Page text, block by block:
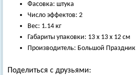
Фасовка: штука
Число эффектов: 2
Вес: 1.14 кг
Габариты упаковки: 13 х 13 х 12 см
Производитель: Большой Праздник
Поделиться с друзьями: